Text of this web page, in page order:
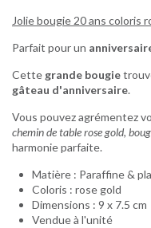
Jolie bougie 20 ans coloris
Parfait pour un
Cette grande bougie
gâteau d'anniversaire.
Vous pouvez agrémentez
chemin de table rose gold,
harmonie parfaite.
Matière : Paraffine &
Coloris : rose gold
Dimensions : 9 x 7.5 cm
Vendue à l'unité